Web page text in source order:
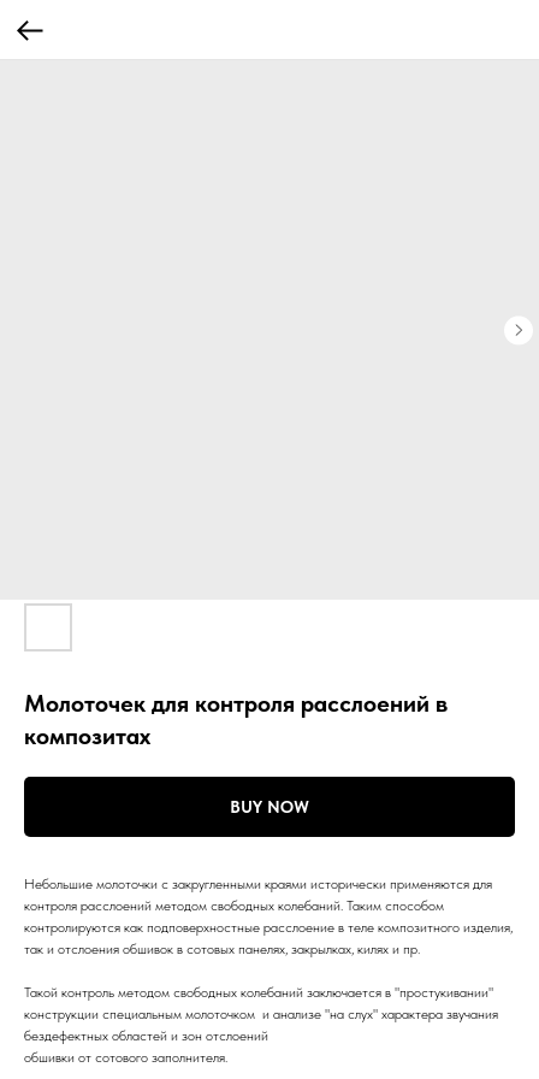
Молоточек для контроля расслоений в
композитах
BUY NOW
Небольшие молоточки с закругленными краями исторически применяются для
контроля расслоений методом свободных колебаний. Таким способом
контролируются как подповерхностные расслоение в теле композитного изделия,
так и отслоения обшивок в сотовых панелях, закрылках, килях и пр.
Такой контроль методом свободных колебаний заключается в "простукивании"
конструкции специальным молоточком и анализе "на слух" характера звучания
бездефектных областей и зон отслоений
обшивки от сотового заполнителя.